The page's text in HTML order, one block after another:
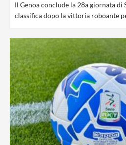
Il Genoa conclude la 28a giornata di
classifica dopo la vittoria roboante